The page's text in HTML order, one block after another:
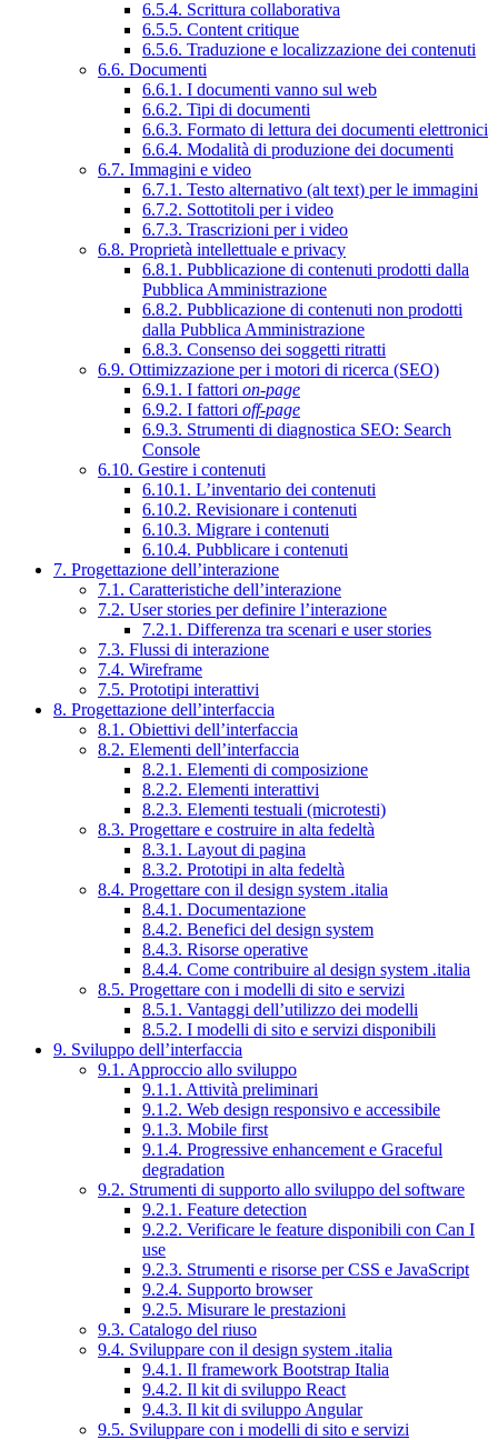
6.5.4. Scrittura collaborativa
6.5.5. Content critique
6.5.6. Traduzione e localizzazione dei contenuti
6.6. Documenti
6.6.1. I documenti vanno sul web
6.6.2. Tipi di documenti
6.6.3. Formato di lettura dei documenti elettronici
6.6.4. Modalità di produzione dei documenti
6.7. Immagini e video
6.7.1. Testo alternativo (alt text) per le immagini
6.7.2. Sottotitoli per i video
6.7.3. Trascrizioni per i video
6.8. Proprietà intellettuale e privacy
6.8.1. Pubblicazione di contenuti prodotti dalla
Pubblica Amministrazione
6.8.2. Pubblicazione di contenuti non prodotti
dalla Pubblica Amministrazione
6.8.3. Consenso dei soggetti ritratti
6.9. Ottimizzazione per i motori di ricerca (SEO)
6.9.1. I fattori on-page
6.9.2. I fattori off-page
6.9.3. Strumenti di diagnostica SEO: Search
Console
6.10. Gestire i contenuti
6.10.1. L’inventario dei contenuti
6.10.2. Revisionare i contenuti
6.10.3. Migrare i contenuti
6.10.4. Pubblicare i contenuti
7. Progettazione dell’interazione
7.1. Caratteristiche dell’interazione
7.2. User stories per definire l’interazione
7.2.1. Differenza tra scenari e user stories
7.3. Flussi di interazione
7.4. Wireframe
7.5. Prototipi interattivi
8. Progettazione dell’interfaccia
8.1. Obiettivi dell’interfaccia
8.2. Elementi dell’interfaccia
8.2.1. Elementi di composizione
8.2.2. Elementi interattivi
8.2.3. Elementi testuali (microtesti)
8.3. Progettare e costruire in alta fedeltà
8.3.1. Layout di pagina
8.3.2. Prototipi in alta fedeltà
8.4. Progettare con il design system .italia
8.4.1. Documentazione
8.4.2. Benefici del design system
8.4.3. Risorse operative
8.4.4. Come contribuire al design system .italia
8.5. Progettare con i modelli di sito e servizi
8.5.1. Vantaggi dell’utilizzo dei modelli
8.5.2. I modelli di sito e servizi disponibili
9. Sviluppo dell’interfaccia
9.1. Approccio allo sviluppo
9.1.1. Attività preliminari
9.1.2. Web design responsivo e accessibile
9.1.3. Mobile first
9.1.4. Progressive enhancement e Graceful
degradation
9.2. Strumenti di supporto allo sviluppo del software
9.2.1. Feature detection
9.2.2. Verificare le feature disponibili con Can I
use
9.2.3. Strumenti e risorse per CSS e JavaScript
9.2.4. Supporto browser
9.2.5. Misurare le prestazioni
9.3. Catalogo del riuso
9.4. Sviluppare con il design system .italia
9.4.1. Il framework Bootstrap Italia
9.4.2. Il kit di sviluppo React
9.4.3. Il kit di sviluppo Angular
9.5. Sviluppare con i modelli di sito e servizi